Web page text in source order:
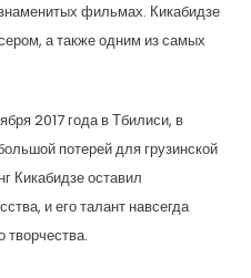
фильмах. Кикабидзе
а также одним из самых
2017 года в Тбилиси, в
потерей для грузинской
Кикабидзе оставил
и его талант навсегда
творчества.